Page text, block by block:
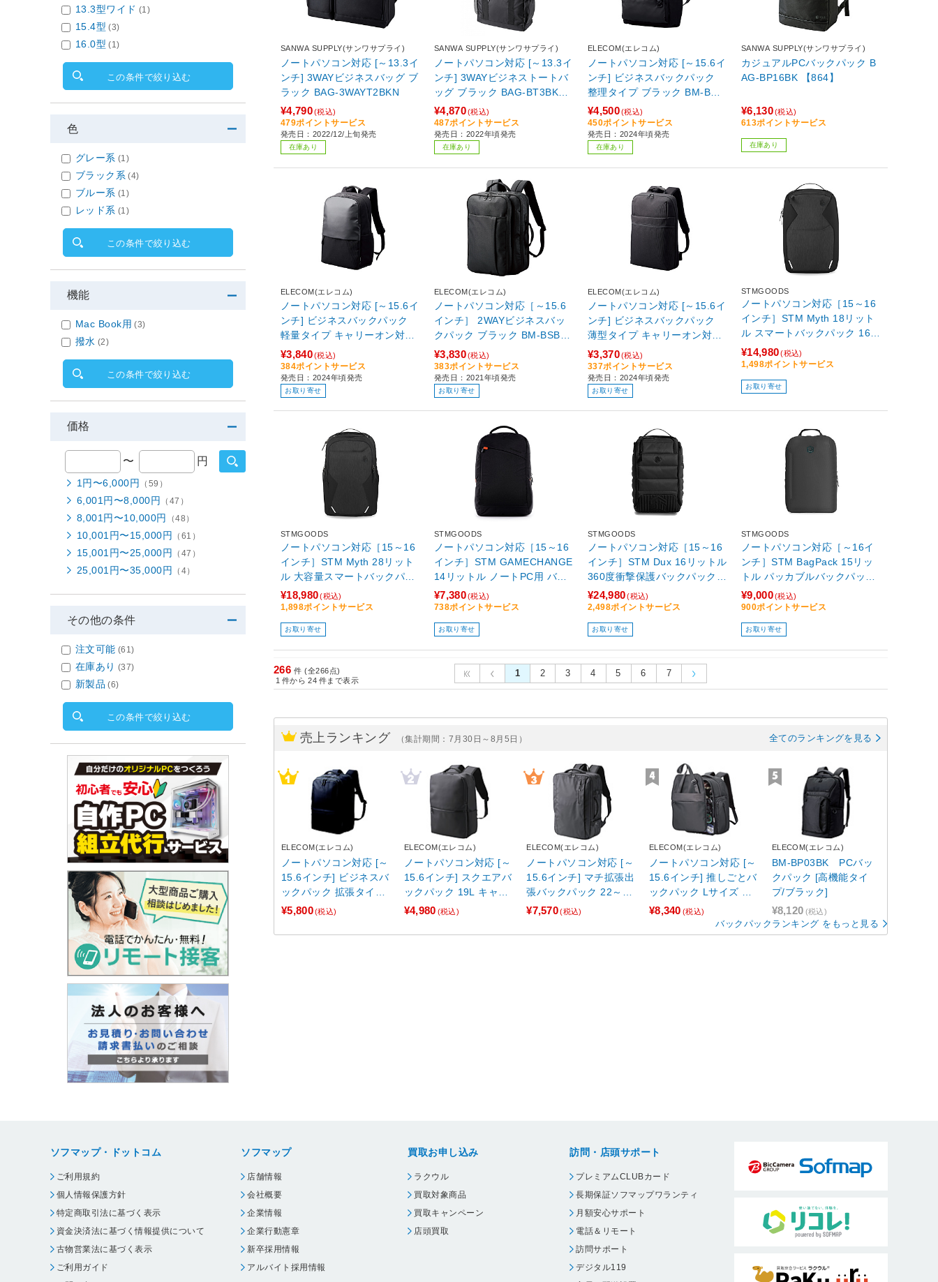
SANWA SUPPLY(サンワサプライ)
ノートパソコン対応 [～13.3イ
ンチ] 3WAYビジネスバッグ ブ
ラック BAG-3WAYT2BKN
¥4,790(税込)
479ポイントサービス
発売日：2022/12/上旬発売
在庫あり
SANWA SUPPLY(サンワサプライ)
ノートパソコン対応 [～13.3イ
ンチ] 3WAYビジネストートバ
ッグ ブラック BAG-BT3BK
【864】
¥4,870(税込)
487ポイントサービス
発売日：2022年頃発売
在庫あり
ELECOM(エレコム)
ノートパソコン対応 [～15.6イ
ンチ] ビジネスバックパック
整理タイプ ブラック BM-BPS
DBK
¥4,500(税込)
450ポイントサービス
発売日：2024年頃発売
在庫あり
SANWA SUPPLY(サンワサプライ)
カジュアルPCバックパック B
AG-BP16BK 【864】
¥6,130(税込)
613ポイントサービス
在庫あり
ELECOM(エレコム)
ノートパソコン対応 [～15.6イ
ンチ] ビジネスバックパック
軽量タイプ キャリーオン対応
ブラック BM-BPLTBK
¥3,840(税込)
384ポイントサービス
発売日：2024年頃発売
お取り寄せ
ELECOM(エレコム)
ノートパソコン対応［～15.6
インチ］ 2WAYビジネスバッ
クパック ブラック BM-BSBPB
K
¥3,830(税込)
383ポイントサービス
発売日：2021年頃発売
お取り寄せ
ELECOM(エレコム)
ノートパソコン対応 [～15.6イ
ンチ] ビジネスバックパック
薄型タイプ キャリーオン対応
ブラック BM-BPTHBK
¥3,370(税込)
337ポイントサービス
発売日：2024年頃発売
お取り寄せ
STMGOODS
ノートパソコン対応［15～16
インチ］STM Myth 18リット
ル スマートバックパック 16イ
ンチMacBook Pro対応 マグネ
ットブラック stm-111-432P-
01
¥14,980(税込)
1,498ポイントサービス
お取り寄せ
STMGOODS
ノートパソコン対応［15～16
インチ］STM Myth 28リット
ル 大容量スマートバックパッ
ク 16インチMacBook Pro対応
マグネットブラック stm-111-
433P-01
¥18,980(税込)
1,898ポイントサービス
お取り寄せ
STMGOODS
ノートパソコン対応［15～16
インチ］STM GAMECHANGE
14リットル ノートPC用 バッ
クパック 16インチMacBook P
ro対応 キャリーオン対応 ブラ
ック STM-111-265P-01
¥7,380(税込)
738ポイントサービス
お取り寄せ
STMGOODS
ノートパソコン対応［15～16
インチ］STM Dux 16リットル
360度衝撃保護バックパック 1
6インチMacBook Pro対応 キ
ャリーオン対応 ブラック stm-
111-376P-01
¥24,980(税込)
2,498ポイントサービス
お取り寄せ
STMGOODS
ノートパソコン対応［～16イ
ンチ］STM BagPack 15リッ
トル パッカブルバックパック
16インチMacBook Pro対応 ブ
ラック stm-111-395P-01
¥9,000(税込)
900ポイントサービス
お取り寄せ
266 件 (全266点)
1 件から 24 件まで表示
1 2 3 4 5 6 7
売上ランキング （集計期間：7月30日～8月5日） 全てのランキングを見る
ELECOM(エレコム)
ノートパソコン対応 [～
15.6インチ] ビジネスバ
ックパック 拡張タイプ
キャリーオン対応 ブラ
¥5,800(税込)
ELECOM(エレコム)
ノートパソコン対応 [～
15.6インチ] スクエアバ
ックパック 19L キャリ
ーオン対応 ブラック B
¥4,980 (税込)
ELECOM(エレコム)
ノートパソコン対応 [～
15.6インチ] マチ拡張出
張バックパック 22～33
L キャリーオン対応 ブ
¥7,570(税込)
ELECOM(エレコム)
ノートパソコン対応 [～
15.6インチ] 推しごとバ
ックパック Lサイズ ブ
ラック BM-OGBP02LB
¥8,340 (税込)
ELECOM(エレコム)
BM-BP03BK PCバッ
クパック [高機能タイ
プ/ブラック]
¥8,120 (税込)
バックパックランキング をもっと見る
13.3型ワイド (1)
15.4型 (3)
16.0型 (1)
この条件で絞り込む
色
グレー系 (1)
ブラック系 (4)
ブルー系 (1)
レッド系 (1)
この条件で絞り込む
機能
Mac Book用 (3)
撥水 (2)
この条件で絞り込む
価格
〜 円
1円〜6,000円 （59）
6,001円〜8,000円 （47）
8,001円〜10,000円 （48）
10,001円〜15,000円 （61）
15,001円〜25,000円 （47）
25,001円〜35,000円 （4）
その他の条件
注文可能 (61)
在庫あり (37)
新製品 (6)
この条件で絞り込む
ソフマップ・ドットコム
ご利用規約
個人情報保護方針
特定商取引法に基づく表示
資金決済法に基づく情報提供について
古物営業法に基づく表示
ご利用ガイド
ソフマップ
店舗情報
会社概要
企業情報
企業行動憲章
新卒採用情報
アルバイト採用情報
買取お申し込み
ラクウル
買取対象商品
買取キャンペーン
店頭買取
訪問・店頭サポート
プレミアムCLUBカード
長期保証ソフマップワランティ
月額安心サポート
電話＆リモート
訪問サポート
デジタル119